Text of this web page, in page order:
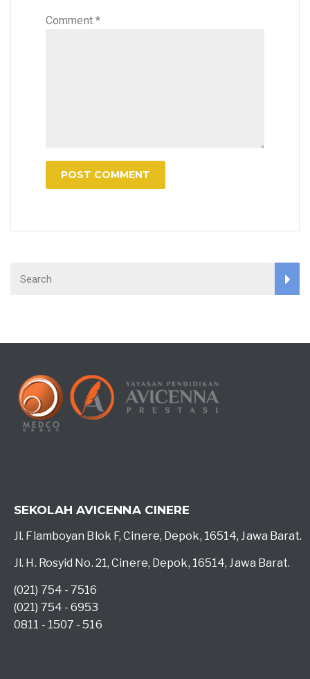
Comment *
SEKOLAH AVICENNA CINERE
Jl. Flamboyan Blok F, Cinere, Depok, 16514, Jawa Barat.
Jl. H. Rosyid No. 21, Cinere, Depok, 16514, Jawa Barat.
(021) 754 - 7516
(021) 754 - 6953
0811 - 1507 - 516